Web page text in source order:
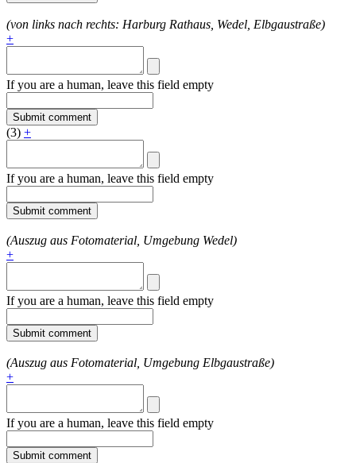
(von links nach rechts: Harburg Rathaus, Wedel, Elbgaustraße)
+
If you are a human, leave this field empty
(3) +
If you are a human, leave this field empty
(Auszug aus Fotomaterial, Umgebung Wedel)
+
If you are a human, leave this field empty
(Auszug aus Fotomaterial, Umgebung Elbgaustraße)
+
If you are a human, leave this field empty